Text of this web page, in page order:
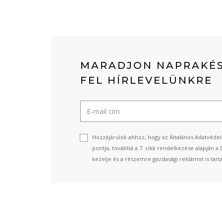
MARADJON
FEL HÍRLEVELÜNKRE
Hozzájárulok ahhoz, hogy az Általános
pontja, továbbá a 7. cikk rendelkezése alapján
kezelje és a részemre gazdasági reklámot is